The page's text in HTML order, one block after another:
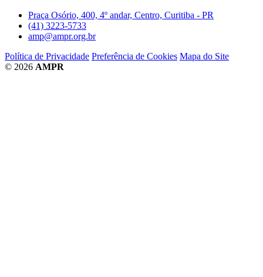
Praça Osório, 400, 4º andar, Centro, Curitiba - PR
(41) 3223-5733
amp@ampr.org.br
Política de Privacidade Preferência de Cookies Mapa do Site
© 2026 AMPR